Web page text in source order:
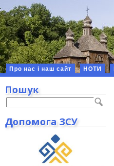
Про нас і наш сайт НОТИ
Пошук
Допомога ЗСУ